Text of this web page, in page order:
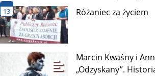
13 Różaniec za życiem
Marcin Kwaśny i
„Odzyskany”.